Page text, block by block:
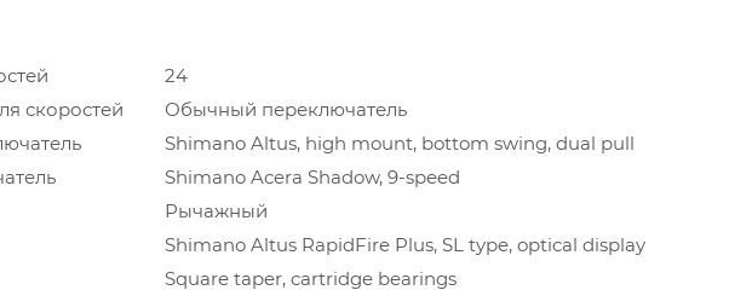
24
скоростей
Обычный переключатель
Shimano Altus, high mount, bottom swing, dual pull
Shimano Acera Shadow, 9-speed
Рычажный
Shimano Altus RapidFire Plus, SL type, optical display
Square taper, cartridge bearings